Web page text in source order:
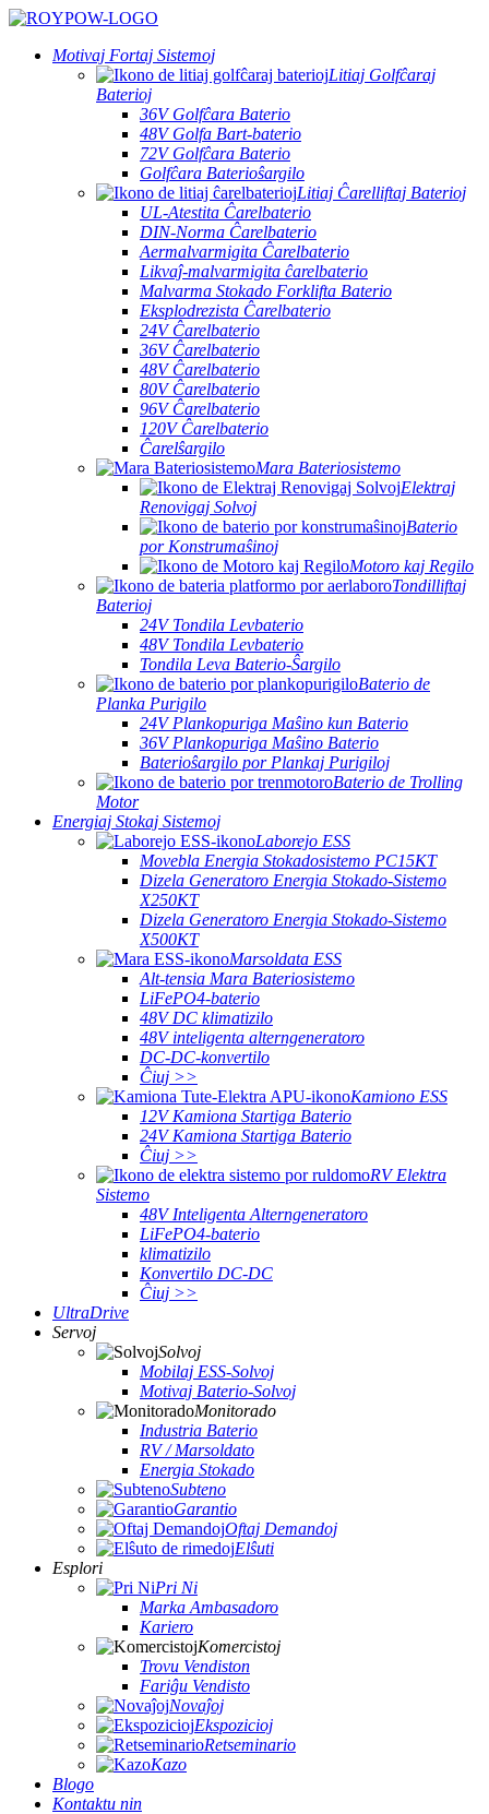
Motivaj Fortaj Sistemoj
Litiaj Golfĉaraj
Baterioj
36V Golfĉara Baterio
48V Golfa Bart-baterio
72V Golfĉara Baterio
Golfĉara Baterioŝargilo
Litiaj Ĉarelliftaj Baterioj
UL-Atestita Ĉarelbaterio
DIN-Norma Ĉarelbaterio
Aermalvarmigita Ĉarelbaterio
Likvaĵ-malvarmigita ĉarelbaterio
Malvarma Stokado Forklifta Baterio
Eksplodrezista Ĉarelbaterio
24V Ĉarelbaterio
36V Ĉarelbaterio
48V Ĉarelbaterio
80V Ĉarelbaterio
96V Ĉarelbaterio
120V Ĉarelbaterio
Ĉarelŝargilo
Mara Bateriosistemo
Elektraj
Renovigaj Solvoj
Baterio
por Konstrumaŝinoj
Motoro kaj Regilo
Tondilliftaj
Baterioj
24V Tondila Levbaterio
48V Tondila Levbaterio
Tondila Leva Baterio-Ŝargilo
Baterio de
Planka Purigilo
24V Plankopuriga Maŝino kun Baterio
36V Plankopuriga Maŝino Baterio
Baterioŝargilo por Plankaj Purigiloj
Baterio de Trolling
Motor
Energiaj Stokaj Sistemoj
Laborejo ESS
Movebla Energia Stokadosistemo PC15KT
Dizela Generatoro Energia Stokado-Sistemo
X250KT
Dizela Generatoro Energia Stokado-Sistemo
X500KT
Marsoldata ESS
Alt-tensia Mara Bateriosistemo
LiFePO4-baterio
48V DC klimatizilo
48V inteligenta alterngeneratoro
DC-DC-konvertilo
Ĉiuj >>
Kamiono ESS
12V Kamiona Startiga Baterio
24V Kamiona Startiga Baterio
Ĉiuj >>
RV Elektra
Sistemo
48V Inteligenta Alterngeneratoro
LiFePO4-baterio
klimatizilo
Konvertilo DC-DC
Ĉiuj >>
UltraDrive
Servoj
Solvoj
Mobilaj ESS-Solvoj
Motivaj Baterio-Solvoj
Monitorado
Industria Baterio
RV / Marsoldato
Energia Stokado
Subteno
Garantio
Oftaj Demandoj
Elŝuti
Esplori
Pri Ni
Marka Ambasadoro
Kariero
Komercistoj
Trovu Vendiston
Fariĝu Vendisto
Novaĵoj
Ekspozicioj
Retseminario
Kazo
Blogo
Kontaktu nin